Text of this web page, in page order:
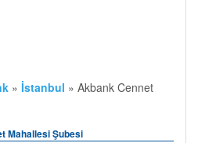
» İstanbul » Akbank Cennet
Mahallesi Şubesi